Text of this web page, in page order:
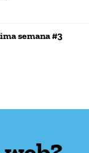
semana #3